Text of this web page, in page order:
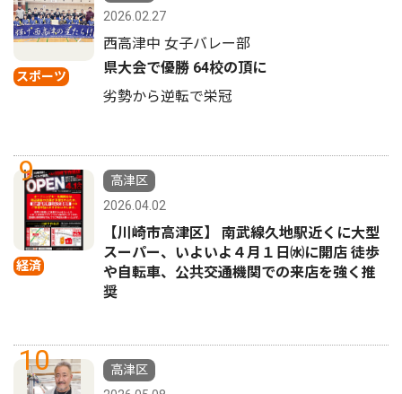
スポーツ
2026.02.27
西高津中 女子バレー部
県大会で優勝 64校の頂に
劣勢から逆転で栄冠
9
経済
高津区
2026.04.02
【川崎市高津区】 南武線久地駅近くに大型
スーパー、いよいよ４月１日㈬に開店 徒歩
や自転車、公共交通機関での来店を強く推
奨
10
高津区